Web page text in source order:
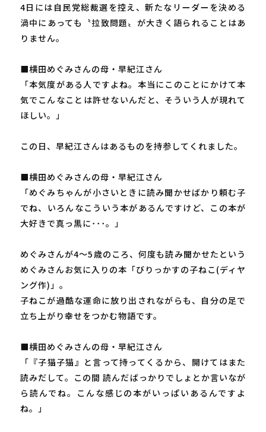
4日には自民党総裁選を控え、新たなリーダーを決める
渦中にあっても〝拉致問題〟が大きく語られることはあ
りません。
■横田めぐみさんの母・早紀江さん
「本気度がある人ですよね。本当にこのことにかけて本
気でこんなことは許せないんだと、そういう人が現れて
ほしい。」
この日、早紀江さんはあるものを持参してくれました。
■横田めぐみさんの母・早紀江さん
「めぐみちゃんが小さいときに読み聞かせばかり頼む子
でね、いろんなこういう本があるんですけど、この本が
大好きで真っ黒に･･･。」
めぐみさんが4～5歳のころ、何度も読み聞かせたという
めぐみさんお気に入りの本「びりっかすの子ねこ(ディヤ
ング作)」。
子ねこが過酷な運命に放り出されながらも、自分の足で
立ち上がり幸せをつかむ物語です。
■横田めぐみさんの母・早紀江さん
「『子猫子猫』と言って持ってくるから、開けてはまた
読みだして。この間 読んだばっかりでしょとか言いなが
ら読んでね。こんな感じの本がいっぱいあるんですよ
ね。」